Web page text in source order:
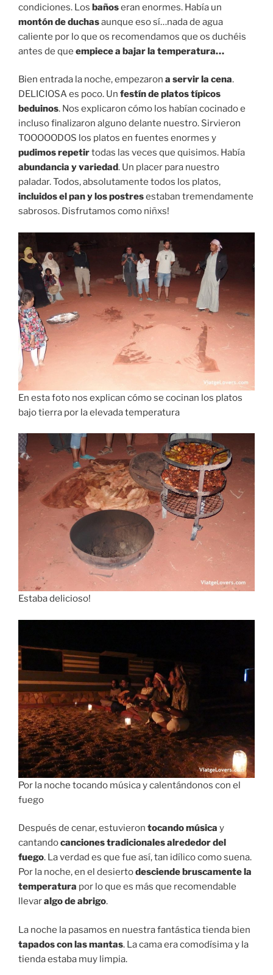
condiciones. Los bañoseran enormes. Había un
montón de duchasaunque eso sí…nada de agua
caliente por lo que os recomendamos que os duchéis
antes de que empiece a bajar la temperatura…
Bien entrada la noche, empezaron a servir la cena.
DELICIOSA es poco. Un festín de platos típicos
beduinos. Nos explicaron cómo los habían cocinado e
incluso finalizaron alguno delante nuestro. Sirvieron
TOOOOODOS los platos en fuentes enormes y
pudimos repetirtodas las veces que quisimos. Había
abundancia y variedad. Un placer para nuestro
paladar. Todos, absolutamente todos los platos,
incluidos el pan y los postresestaban tremendamente
sabrosos. Disfrutamos como niñxs!
En esta foto nos explican cómo se cocinan los platos
bajo tierra por la elevada temperatura
Estaba delicioso!
Por la noche tocando música y calentándonos con el
fuego
Después de cenar, estuvieron tocando música y
cantandocanciones tradicionales alrededor del
fuego. La verdad es que fue así, tan idílico como suena.
Por la noche, en el desiertodesciende bruscamente la
temperatura por lo que es más que recomendable
llevaralgo de abrigo.
La noche la pasamos en nuestra fantástica tienda bien
tapados con las mantas. La cama era comodísima y la
tienda estaba muy limpia.